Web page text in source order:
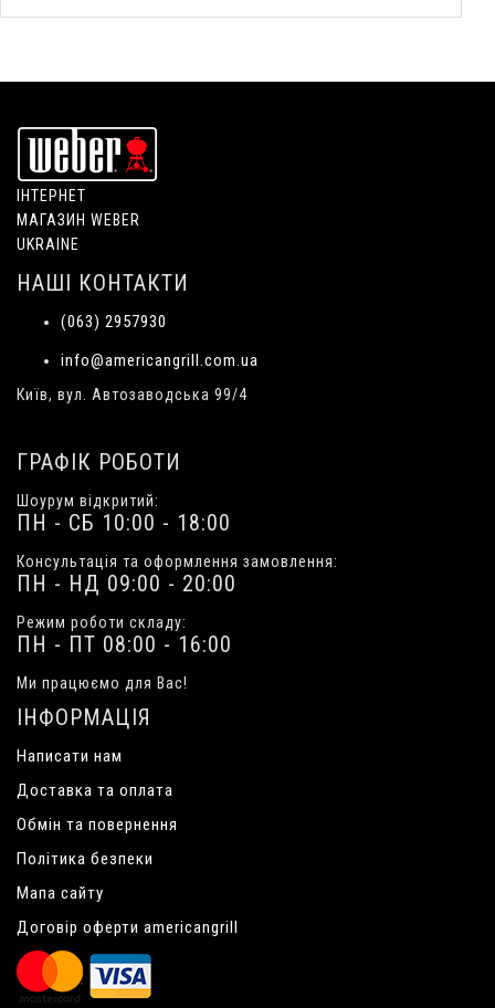
ІНТЕРНЕТ
МАГАЗИН WEBER
UKRAINE
НАШІ КОНТАКТИ
(063) 2957930
info@americangrill.com.ua
Київ, вул. Автозаводська 99/4
ГРАФІК РОБОТИ
Шоурум відкритий:
ПН - СБ 10:00 - 18:00
Консультація та оформлення замовлення:
ПН - НД 09:00 - 20:00
Режим роботи складу:
ПН - ПТ 08:00 - 16:00
Ми працюємо для Вас!
ІНФОРМАЦІЯ
Написати нам
Доставка та оплата
Обмін та повернення
Політика безпеки
Мапа сайту
Договір оферти americangrill